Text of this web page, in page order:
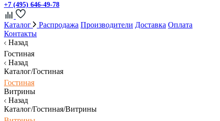
+7 (495) 646-49-78
Каталог Распродажа Производители Доставка Оплата
Контакты
Назад
Гостиная
Назад
Каталог/Гостиная
Гостиная
Витрины
Назад
Каталог/Гостиная/Витрины